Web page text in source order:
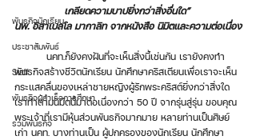
พันธกิจนักเรียน
ประชาสัมพันธ์
Staff
พันธกิจผู้สำเร็จการศึกษา
รวมพันธกิจ
เกลียดความบาปยิ่งกว่าสิ่งอื่นใด”
นพ. อิสาเบลโล มากาลิท จากหนังสือ นิมิตและความต่อเนื่อง
พันธกิจสร้างชีวิตนักเรียน นักศึกษาคริสเตียนเพื่อเราจะเห็น
กระแสคลื่นของเหล่าชายหญิงผู้รักพระคริสต์ยิ่งกว่าสิ่งใด
เราทำตามนิมิตนี้มาต่อเนื่องกว่า 50 ปี จากรุ่นสู่รุ่น ขอบคุณ
พระเจ้าที่เรามีหุ้นส่วนพันธกิจมากมาย หลายท่านเป็นศิษย์
เก่า นคท. บางท่านเป็น ผู้ปกครองของนักเรียน นักศึกษา